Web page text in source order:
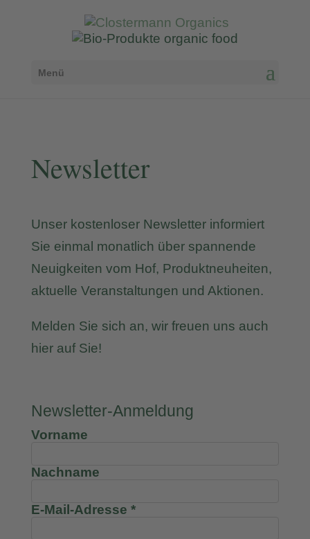
Menü
Newsletter
Unser kostenloser Newsletter informiert
Sie einmal monatlich über spannende
Neuigkeiten vom Hof, Produktneuheiten,
aktuelle Veranstaltungen und Aktionen.
Melden Sie sich an, wir freuen uns auch
hier auf Sie!
Newsletter-Anmeldung
Vorname
Nachname
E-Mail-Adresse *